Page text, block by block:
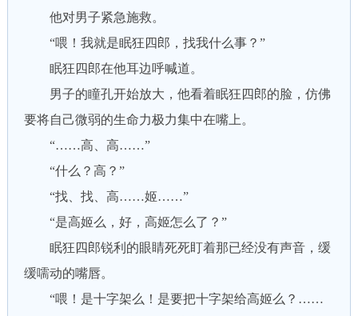
他对男子紧急施救。
“喂！我就是眠狂四郎，找我什么事？”
眠狂四郎在他耳边呼喊道。
男子的瞳孔开始放大，他看着眠狂四郎的脸，仿佛
要将自己微弱的生命力极力集中在嘴上。
“……高、高……”
“什么？高？”
“找、找、高……姬……”
“是高姬么，好，高姬怎么了？”
眠狂四郎锐利的眼睛死死盯着那已经没有声音，缓
缓嚅动的嘴唇。
“喂！是十字架么！是要把十字架给高姬么？……